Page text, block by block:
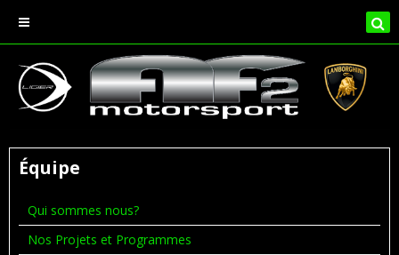
Équipe
Qui sommes nous?
Nos Projets et Programmes